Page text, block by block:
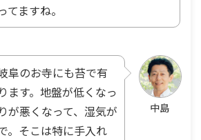
てますね。
中島
阜のお寺にも苔で有
ます。地盤が低くなっ
が悪くなって、湿気が
。そこは特に手入れ